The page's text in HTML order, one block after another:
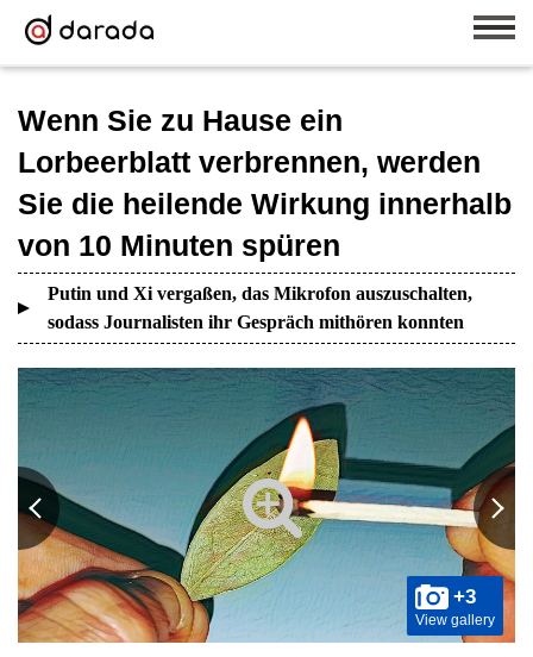
Wenn Sie zu Hause ein
Lorbeerblatt verbrennen, werden
Sie die heilende Wirkung innerhalb
von 10 Minuten spüren
Putin und Xi vergaßen, das Mikrofon auszuschalten,
sodass Journalisten ihr Gespräch mithören konnten
+3
View gallery